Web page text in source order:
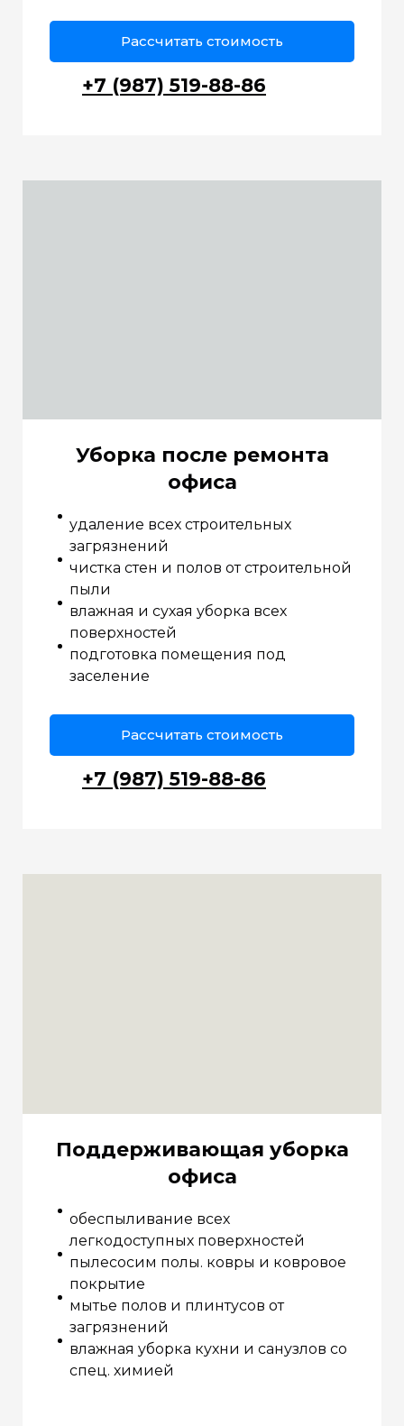
Рассчитать стоимость
+7 (987) 519-88-86
Уборка после ремонта
офиса
удаление всех строительных
загрязнений
чистка стен и полов от строительной
пыли
влажная и сухая уборка всех
поверхностей
подготовка помещения под
заселение
Рассчитать стоимость
+7 (987) 519-88-86
Поддерживающая уборка
офиса
обеспыливание всех
легкодоступных поверхностей
пылесосим полы. ковры и ковровое
покрытие
мытье полов и плинтусов от
загрязнений
влажная уборка кухни и санузлов со
спец. химией